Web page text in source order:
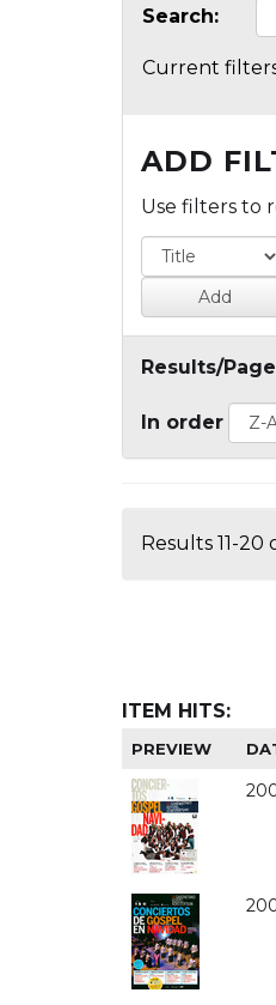
Search:
Current
ADD
Use filters to
Results/Page
In order
Results 11-20
ITEM HITS:
PREVIEW